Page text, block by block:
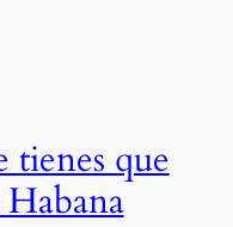
tienes que